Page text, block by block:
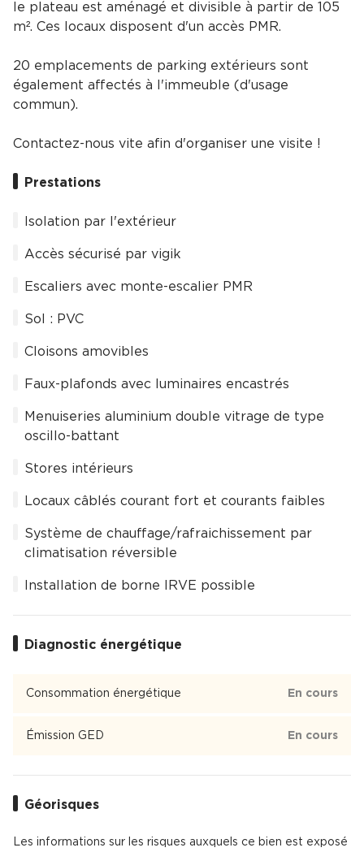
le plateau est aménagé et divisible à partir de 105
m². Ces locaux disposent d'un accès PMR.
20 emplacements de parking extérieurs sont
également affectés à l'immeuble (d'usage
commun).
Contactez-nous vite afin d'organiser une visite !
Prestations
Isolation par l'extérieur
Accès sécurisé par vigik
Escaliers avec monte-escalier PMR
Sol : PVC
Cloisons amovibles
Faux-plafonds avec luminaires encastrés
Menuiseries aluminium double vitrage de type
oscillo-battant
Stores intérieurs
Locaux câblés courant fort et courants faibles
Système de chauffage/rafraichissement par
climatisation réversible
Installation de borne IRVE possible
Diagnostic énergétique
Consommation énergétique En cours
Émission GED En cours
Géorisques
Les informations sur les risques auxquels ce bien est exposé